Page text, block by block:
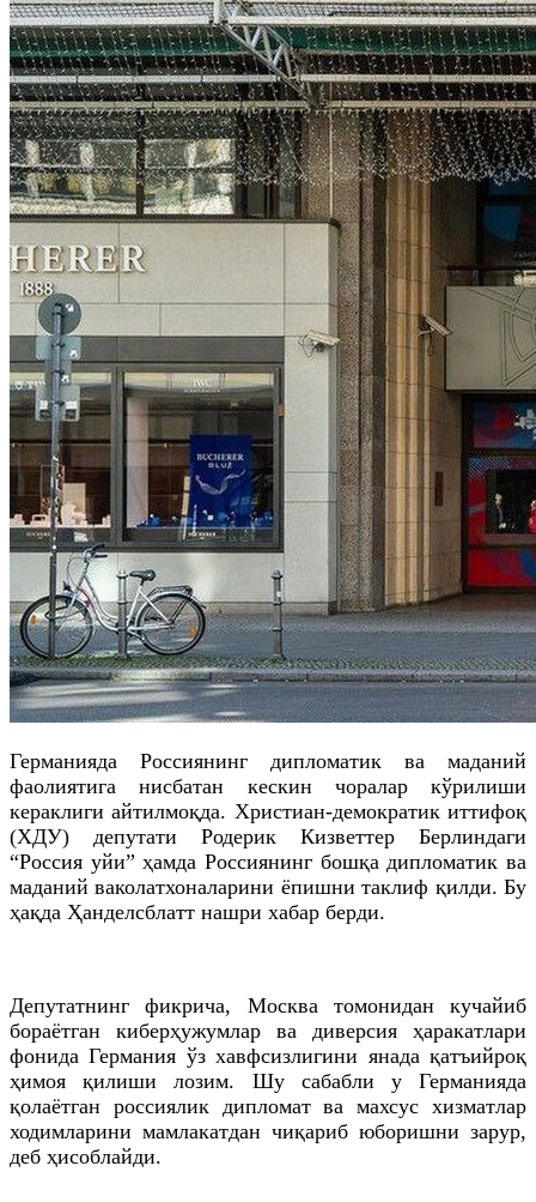
Германияда Россиянинг дипломатик ва маданий
фаолиятига нисбатан кескин чоралар кўрилиши
кераклиги айтилмоқда. Христиан-демократик иттифоқ
(ХДУ) депутати Родерик Кизветтер Берлиндаги
“Россия уйи” ҳамда Россиянинг бошқа дипломатик ва
маданий ваколатхоналарини ёпишни таклиф қилди. Бу
ҳақда Ҳанделсблатт нашри хабар берди.
Депутатнинг фикрича, Москва томонидан кучайиб
бораётган киберҳужумлар ва диверсия ҳаракатлари
фонида Германия ўз хавфсизлигини янада қатъийроқ
ҳимоя қилиши лозим. Шу сабабли у Германияда
қолаётган россиялик дипломат ва махсус хизматлар
ходимларини мамлакатдан чиқариб юборишни зарур,
деб ҳисоблайди.